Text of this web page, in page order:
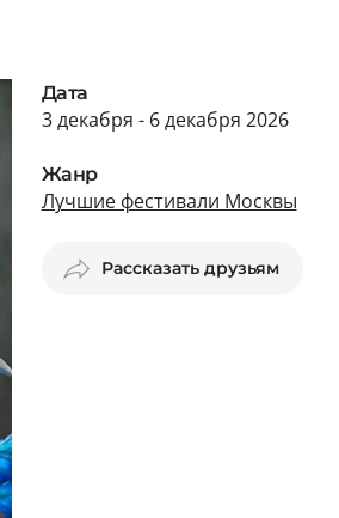
Дата
3 декабря - 6 декабря 2026
Жанр
Лучшие фестивали Москвы
Рассказать друзьям